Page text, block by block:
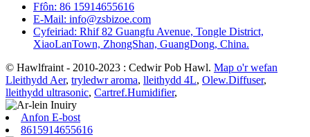
Ffôn: 86 15914655616
E-Mail: info@zsbizoe.com
Cyfeiriad: Rhif 82 Guangfu Avenue, Tongle District,
XiaoLanTown, ZhongShan, GuangDong, China.
© Hawlfraint - 2010-2023 : Cedwir Pob Hawl. Map o'r wefan
Lleithydd Aer, tryledwr aroma, lleithydd 4L, Olew.Diffuser,
lleithydd ultrasonic, Cartref.Humidifier,
Anfon E-bost
8615914655616